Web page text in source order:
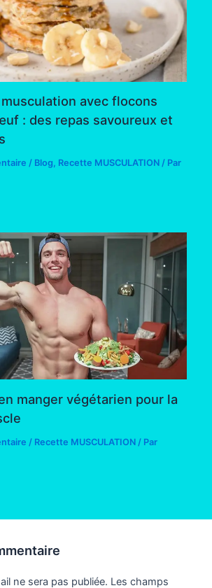
avec flocons
: des repas savoureux et
/ Blog, Recette MUSCULATION / Par
manger végétarien pour la
/ Recette MUSCULATION / Par
ne sera pas publiée. Les champs